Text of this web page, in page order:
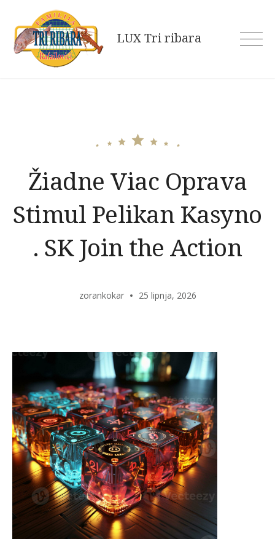
content
LUX Tri ribara
Žiadne Viac Oprava
Stimul Pelikan Kasyno
. SK Join the Action
zorankokar 25 lipnja, 2026